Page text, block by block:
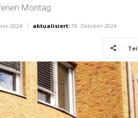
Montag
2024 aktualisiert: 18. Oktober 2024